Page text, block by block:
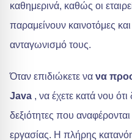
καθημερινά, καθώς οι
παραμείνουν καινοτόμες
ανταγωνισμό τους.
Όταν επιδιώκετε να να
Java , να έχετε κατά νου ότι
δεξιότητες που
εργασίας. Η πλήρης